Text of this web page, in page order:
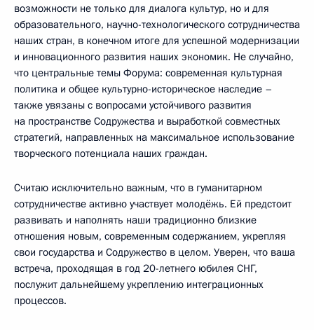
возможности не только для диалога культур, но и для
образовательного, научно-технологического сотрудничества
наших стран, в конечном итоге для успешной модернизации
и инновационного развития наших экономик. Не случайно,
что центральные темы Форума: современная культурная
политика и общее культурно-историческое наследие –
также увязаны с вопросами устойчивого развития
на пространстве Содружества и выработкой совместных
стратегий, направленных на максимальное использование
творческого потенциала наших граждан.
Считаю исключительно важным, что в гуманитарном
сотрудничестве активно участвует молодёжь. Ей предстоит
развивать и наполнять наши традиционно близкие
отношения новым, современным содержанием, укрепляя
свои государства и Содружество в целом. Уверен, что ваша
встреча, проходящая в год 20-летнего юбилея СНГ,
послужит дальнейшему укреплению интеграционных
процессов.